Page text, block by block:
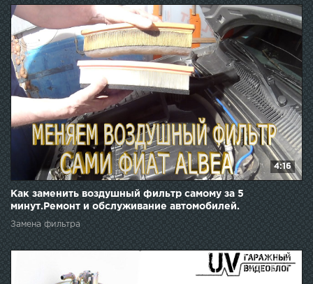
4:16
Как заменить воздушный фильтр самому за 5
минут.Ремонт и обслуживание автомобилей.
Замена фильтра